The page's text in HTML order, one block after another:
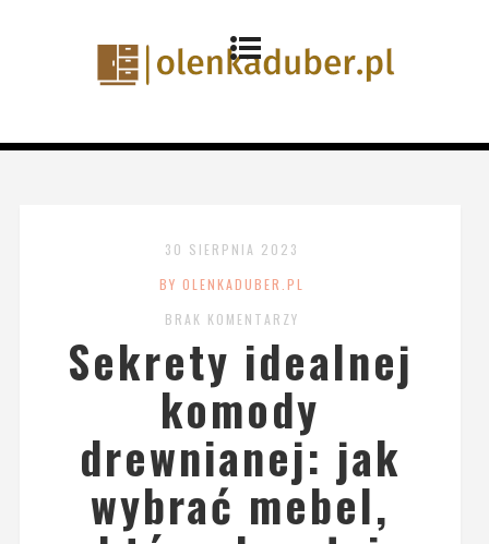
30 SIERPNIA 2023
BY OLENKADUBER.PL
BRAK KOMENTARZY
Sekrety idealnej
komody
drewnianej: jak
wybrać mebel,